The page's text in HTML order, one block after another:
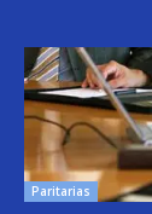
Paritarias